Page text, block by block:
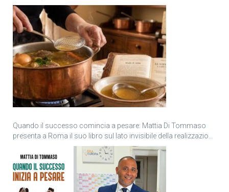
Quando il successo comincia a pesare: Mattia Di Tommaso
presenta a Roma il suo libro sul lato invisibile della realizzazione